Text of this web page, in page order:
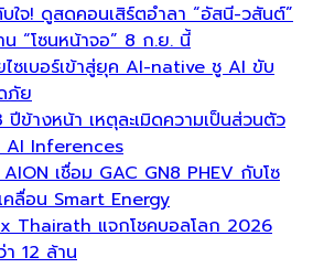
ใจ! ดูสดคอนเสิร์ตอำลา “อัสนี-วสันต์”
“โซนหน้าจอ” 8 ก.ย. นี้
ซเบอร์เข้าสู่ยุค AI-native ชู AI ขับ
ภัย
ข้างหน้า เหตุละเมิดความเป็นส่วนตัว
AI Inferences
เชื่อม GAC GN8 PHEV กับโซ
คลื่อน Smart Energy
Thairath แจกโชคบอลโลก 2026
12 ล้าน